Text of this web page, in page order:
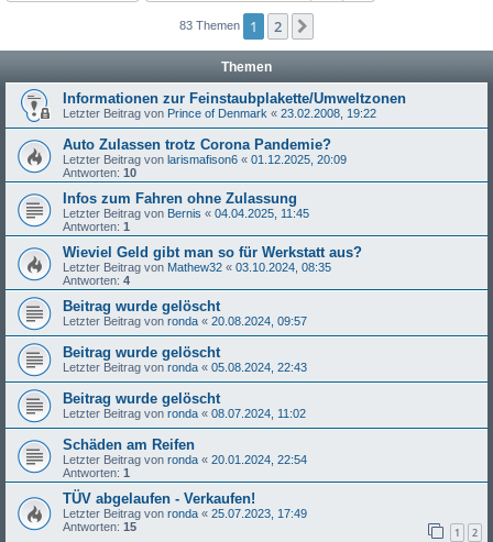
83 Themen 1 2
Themen
Informationen zur Feinstaubplakette/Umweltzonen
Letzter Beitrag von Prince of Denmark « 23.02.2008, 19:22
Auto Zulassen trotz Corona Pandemie?
Letzter Beitrag von larismafison6 « 01.12.2025, 20:09
Antworten: 10
Infos zum Fahren ohne Zulassung
Letzter Beitrag von Bernis « 04.04.2025, 11:45
Antworten: 1
Wieviel Geld gibt man so für Werkstatt aus?
Letzter Beitrag von Mathew32 « 03.10.2024, 08:35
Antworten: 4
Beitrag wurde gelöscht
Letzter Beitrag von ronda « 20.08.2024, 09:57
Beitrag wurde gelöscht
Letzter Beitrag von ronda « 05.08.2024, 22:43
Beitrag wurde gelöscht
Letzter Beitrag von ronda « 08.07.2024, 11:02
Schäden am Reifen
Letzter Beitrag von ronda « 20.01.2024, 22:54
Antworten: 1
TÜV abgelaufen - Verkaufen!
Letzter Beitrag von ronda « 25.07.2023, 17:49
Antworten: 15 1 2